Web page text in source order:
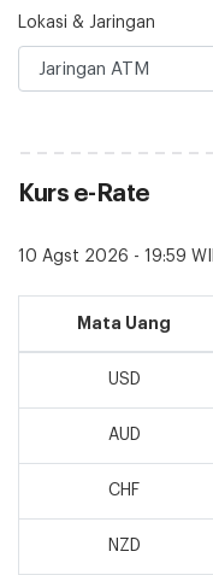
Lokasi & Jaringan
Kurs e-Rate
10 Agst 2026 - 19:59
Mata Uang
USD
AUD
CHF
NZD